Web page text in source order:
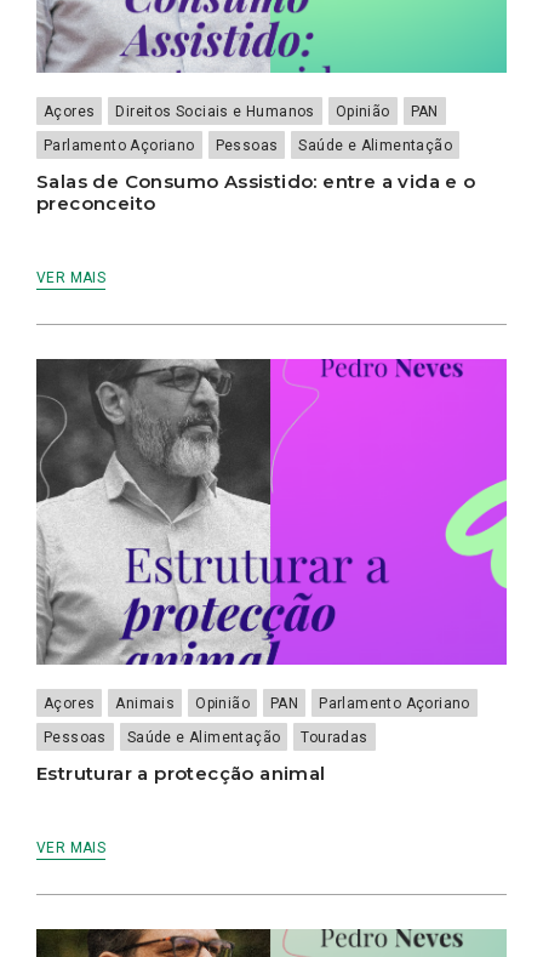
Açores Direitos Sociais e Humanos Opinião
PAN
Parlamento Açoriano
Pessoas Saúde e Alimentação
Salas de Consumo Assistido: entre a vida e o
preconceito
VER MAIS
Açores Animais Opinião PAN
Parlamento Açoriano
Pessoas
Saúde e Alimentação Touradas
Estruturar a protecção animal
VER MAIS